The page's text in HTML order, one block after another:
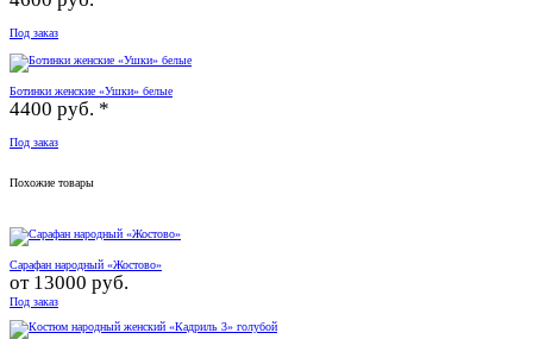
Под заказ
Ботинки женские «Ушки» белые
4400 руб. *
Под заказ
Похожие товары
Сарафан народный «Жостово»
от 13000 руб.
Под заказ